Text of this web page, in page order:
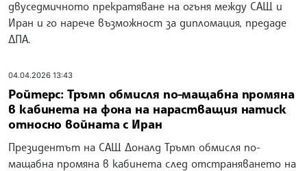
двуседмичното прекратяване на огъня между САЩ и
Иран и го нарече възможност за дипломация, предаде
ДПА.
04.04.2026 13:43
Ройтерс: Тръмп обмисля по-мащабна промяна
в кабинета на фона на нарастващия натиск
относно войната с Иран
Президентът на САЩ Доналд Тръмп обмисля по-
мащабна промяна в кабинета след отстраняването на